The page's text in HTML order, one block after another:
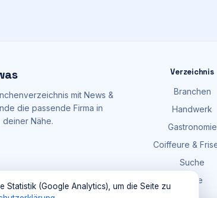
mit News &
die passende Firma in
deiner Nähe.
Verzeichnis
Branchen
Handwerk
Gastronomie
Coiffeure &
Suche
Karte
Statistik (Google Analytics), um die Seite zu